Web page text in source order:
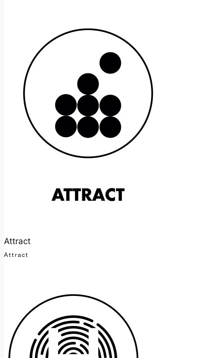
Attract
Attract